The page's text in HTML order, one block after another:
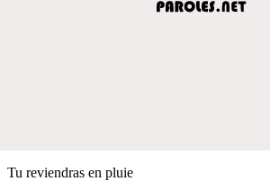
Tu reviendras en pluie